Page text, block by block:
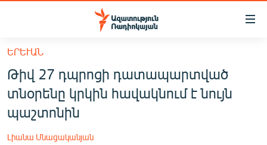
Մատչելիության
հիմնական
բովանդակությանը
Անցնել
հիմնական
մենյուին
ՀԱՅԱՍՏԱՆ
ՔԱՂԱՔԱԿԱՆ
ԵՐԵՒԱՆ
Թիվ 27 դպրոցի դատապարտված
տնօրենը կրկին հավակնում է նույն
պաշտոնին
Լիանա Մնացականյան